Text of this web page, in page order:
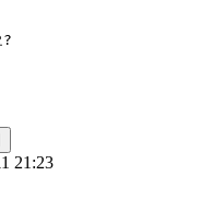
?
21:23